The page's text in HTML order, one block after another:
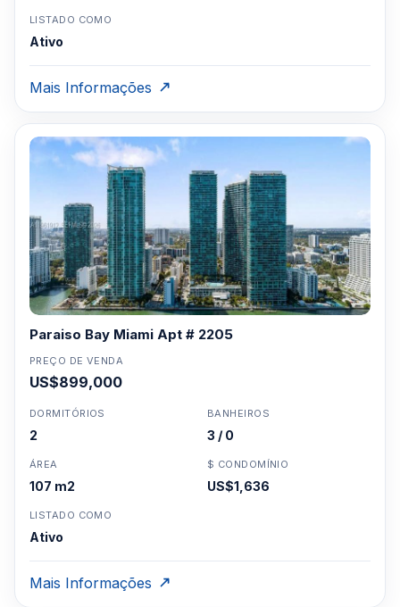
LISTADO COMO
Ativo
Mais Informações
Paraiso Bay Miami Apt # 2205
PREÇO DE VENDA
US$899,000
DORMITÓRIOS
2
BANHEIROS
3 / 0
ÁREA
107 m2
$ CONDOMÍNIO
US$1,636
LISTADO COMO
Ativo
Mais Informações